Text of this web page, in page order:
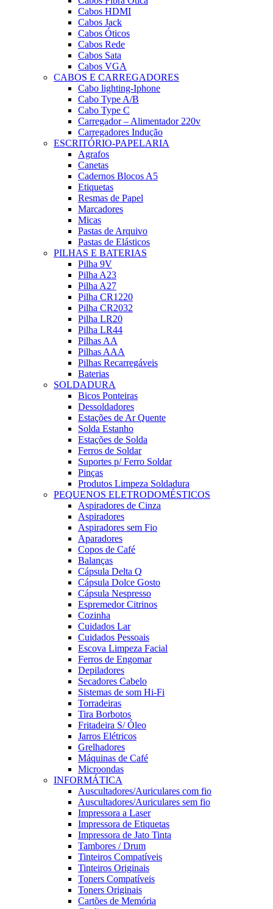
Cabos HDMI
Cabos Jack
Cabos Óticos
Cabos Rede
Cabos Sata
Cabos VGA
CABOS E CARREGADORES
Cabo lighting-Iphone
Cabo Type A/B
Cabo Type C
Carregador – Alimentador 220v
Carregadores Indução
ESCRITÓRIO-PAPELARIA
Agrafos
Canetas
Cadernos Blocos A5
Etiquetas
Resmas de Papel
Marcadores
Micas
Pastas de Arquivo
Pastas de Elásticos
PILHAS E BATERIAS
Pilha 9V
Pilha A23
Pilha A27
Pilha CR1220
Pilha CR2032
Pilha LR20
Pilha LR44
Pilhas AA
Pilhas AAA
Pilhas Recarregáveis
Baterias
SOLDADURA
Bicos Ponteiras
Dessoldadores
Estações de Ar Quente
Solda Estanho
Estações de Solda
Ferros de Soldar
Suportes p/ Ferro Soldar
Pinças
Produtos Limpeza Soldadura
PEQUENOS ELETRODOMÉSTICOS
Aspiradores de Cinza
Aspiradores
Aspiradores sem Fio
Aparadores
Copos de Café
Balanças
Cápsula Delta Q
Cápsula Dolce Gosto
Cápsula Nespresso
Espremedor Citrinos
Cozinha
Cuidados Lar
Cuidados Pessoais
Escova Limpeza Facial
Ferros de Engomar
Depiladores
Secadores Cabelo
Sistemas de som Hi-Fi
Torradeiras
Tira Borbotos
Fritadeira S/ Óleo
Jarros Elétricos
Grelhadores
Máquinas de Café
Microondas
INFORMÁTICA
Auscultadores/Auriculares com fio
Auscultadores/Auriculares sem fio
Impressora a Laser
Impressora de Etiquetas
Impressora de Jato Tinta
Tambores / Drum
Tinteiros Compatíveis
Tinteiros Originais
Toners Compatíveis
Toners Originais
Cartões de Memória